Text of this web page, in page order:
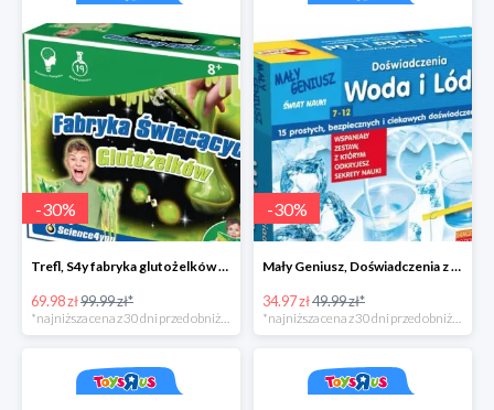
-30%
Trefl, S4y fabryka glutożelków głów duża
69.98 zł99.99 zł*
-30%
Mały Geniusz, Doświadczenia z wodą i lodem
34.97 zł49.99 zł*